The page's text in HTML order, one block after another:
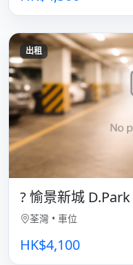
出租
? 愉景新城
荃灣 • 車位
HK$4,100